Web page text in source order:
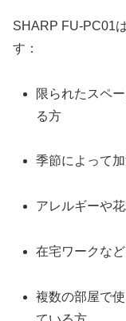
SHARP FU-PC01
す：
限られたスペ
る方
季節によって
アレルギーや
在宅ワークな
複数の部屋で